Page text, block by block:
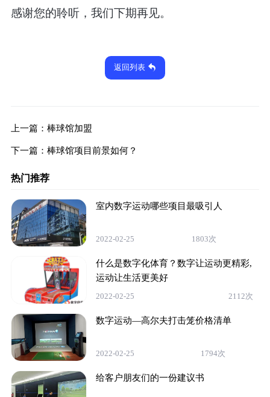
感谢您的聆听，我们下期再见。
返回列表
上一篇： 棒球馆加盟
下一篇： 棒球馆项目前景如何？
热门推荐
室内数字运动哪些项目最吸引人
2022-02-25 1803次
什么是数字化体育？数字让运动更精彩,
运动让生活更美好
2022-02-25 2112次
数字运动—高尔夫打击笼价格清单
2022-02-25 1794次
给客户朋友们的一份建议书